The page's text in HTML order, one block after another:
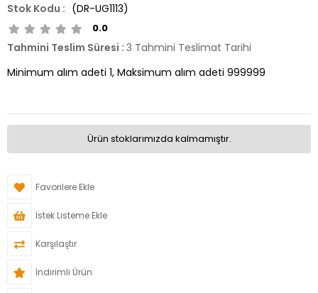
(DR-UG1113)
0.0
Tahmini Teslim Süresi : 3 Tahmini Teslimat Tarihi
Minimum alım adeti 1, Maksimum alım adeti 999999
Ürün stoklarımızda kalmamıştır.
Favorilere Ekle
İstek Listeme Ekle
Karşılaştır
İndirimli Ürün